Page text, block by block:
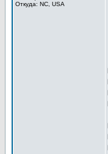
Откуда: NC, USA